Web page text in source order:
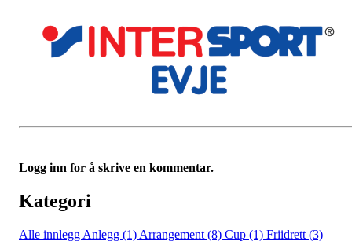
Logg inn for å skrive en kommentar.
Kategori
Alle innlegg Anlegg (1) Arrangement (8) Cup (1) Friidrett (3)